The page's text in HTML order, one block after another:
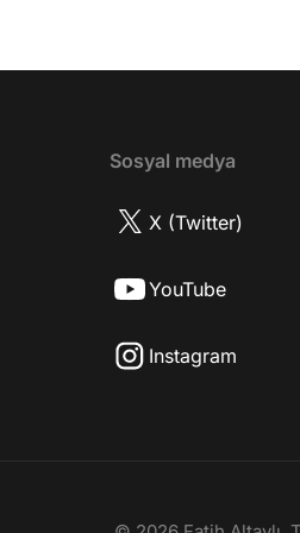
17:52 İlhan Şen, ayakkabı
Biran Damla Yılmaz nereli, nasıl
30:18 Mert Doğan'ın
başladı? 35:47 Aziz Yıldırım
olduğu için mühendisliği seçtiği
nasıl fit kalmayı başarıyor?
Sosyal medya
X (Twitter)
YouTube
Instagram